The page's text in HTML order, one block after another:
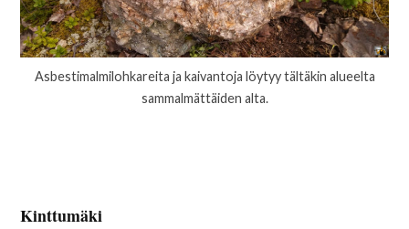
Asbestimalmilohkareita ja kaivantoja löytyy tältäkin alueelta
sammalmättäiden alta.
Kinttumäki